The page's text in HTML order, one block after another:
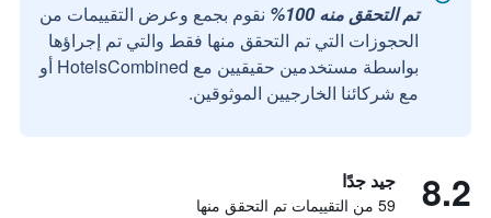
تم التحقق منه 100%
نقوم بجمع وعرض التقييمات من
الحجوزات التي تم التحقق منها فقط والتي تم إجراؤها
بواسطة مستخدمين حقيقيين مع HotelsCombined أو
مع شركائنا الخارجيين الموثوقين.
8.2 جيد جدًا
59 من التقييمات تم التحقق منها